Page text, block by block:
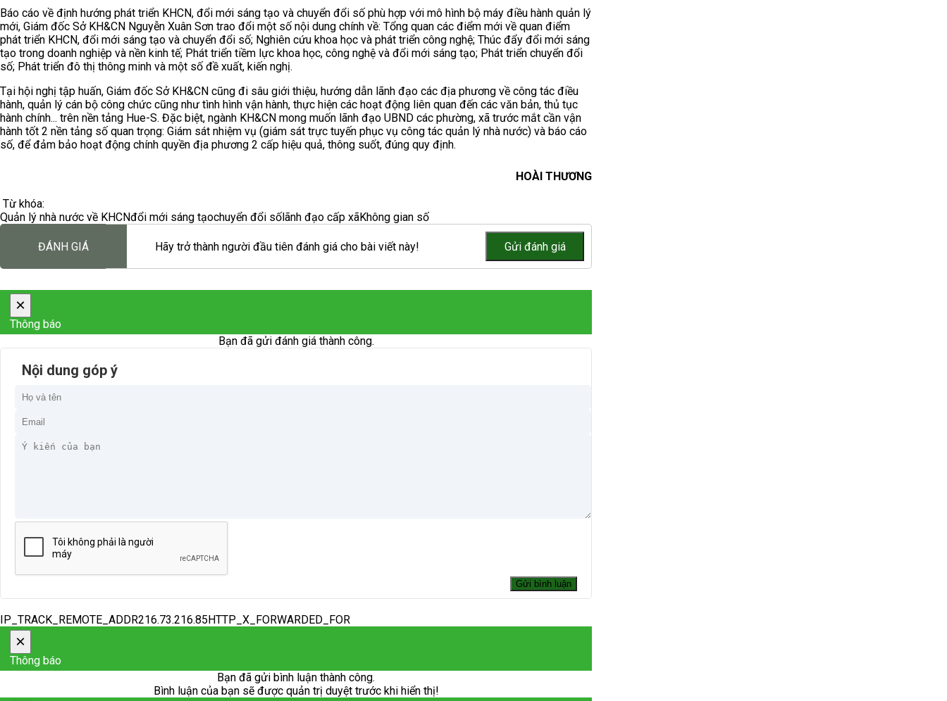
Báo cáo về định hướng phát triển KHCN, đổi mới sáng tạo và chuyển đổi số phù hợp với mô hình bộ máy điều hành quản lý
mới, Giám đốc Sở KH&CN Nguyễn Xuân Sơn trao đổi một số nội dung chính về: Tổng quan các điểm mới về quan điểm
phát triển KHCN, đổi mới sáng tạo và chuyển đổi số; Nghiên cứu khoa học và phát triển công nghệ; Thúc đẩy đổi mới sáng
tạo trong doanh nghiệp và nền kinh tế; Phát triển tiềm lực khoa học, công nghệ và đổi mới sáng tạo; Phát triển chuyển đổi
số; Phát triển đô thị thông minh và một số đề xuất, kiến nghị.
Tại hội nghị tập huấn, Giám đốc Sở KH&CN cũng đi sâu giới thiệu, hướng dẫn lãnh đạo các địa phương về công tác điều
hành, quản lý cán bộ công chức cũng như tình hình vận hành, thực hiện các hoạt động liên quan đến các văn bản, thủ tục
hành chính... trên nền tảng Hue-S. Đặc biệt, ngành KH&CN mong muốn lãnh đạo UBND các phường, xã trước mắt cần vận
hành tốt 2 nền tảng số quan trọng: Giám sát nhiệm vụ (giám sát trực tuyến phục vụ công tác quản lý nhà nước) và báo cáo
số, để đảm bảo hoạt động chính quyền địa phương 2 cấp hiệu quả, thông suốt, đúng quy định.
HOÀI THƯƠNG
Từ khóa:
Quản lý nhà nước về KHCNđổi mới sáng tạochuyển đổi sốlãnh đạo cấp xãKhông gian số
ĐÁNH GIÁ Hãy trở thành người đầu tiên đánh giá cho bài viết này!
×
Thông báo
Bạn đã gửi đánh giá thành công.
Nội dung góp ý
IP_TRACK_REMOTE_ADDR216.73.216.85HTTP_X_FORWARDED_FOR
×
Thông báo
Bạn đã gửi bình luận thành công.
Bình luận của bạn sẽ được quản trị duyệt trước khi hiển thị!